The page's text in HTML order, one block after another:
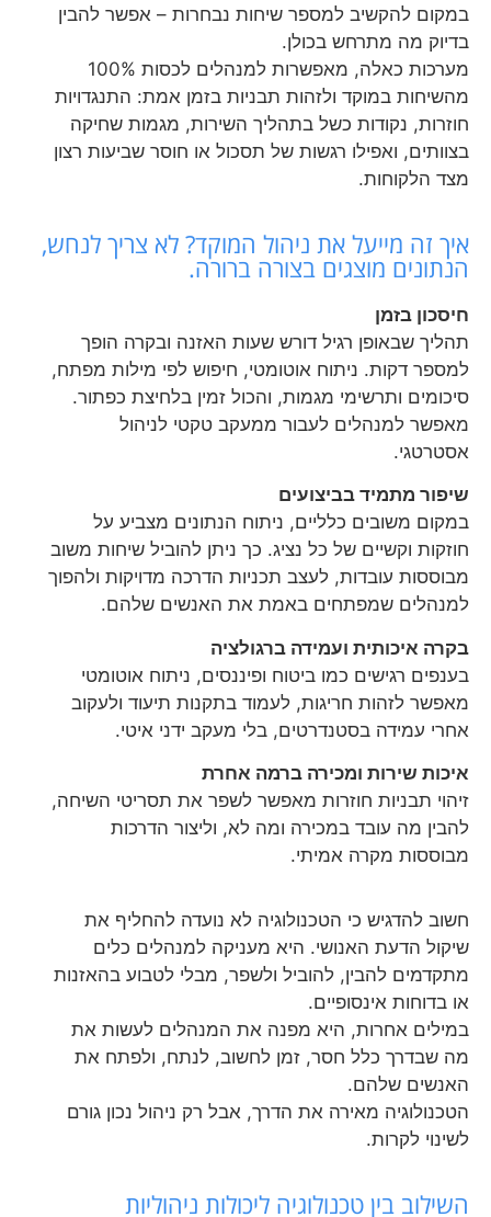
במקום להקשיב למספר שיחות נבחרות – אפשר להבין
בדיוק מה מתרחש בכולן.
מערכות כאלה, מאפשרות למנהלים לכסות 100%
מהשיחות במוקד ולזהות תבניות בזמן אמת: התנגדויות
חוזרות, נקודות כשל בתהליך השירות, מגמות שחיקה
בצוותים, ואפילו רגשות של תסכול או חוסר שביעות רצון
מצד הלקוחות.
איך זה מייעל את ניהול המוקד? לא צריך לנחש,
הנתונים מוצגים בצורה ברורה.
חיסכון בזמן
תהליך שבאופן רגיל דורש שעות האזנה ובקרה הופך
למספר דקות. ניתוח אוטומטי, חיפוש לפי מילות מפתח,
סיכומים ותרשימי מגמות, והכול זמין בלחיצת כפתור.
מאפשר למנהלים לעבור ממעקב טקטי לניהול
אסטרטגי.
שיפור מתמיד בביצועים
במקום משובים כלליים, ניתוח הנתונים מצביע על
חוזקות וקשיים של כל נציג. כך ניתן להוביל שיחות משוב
מבוססות עובדות, לעצב תכניות הדרכה מדויקות ולהפוך
למנהלים שמפתחים באמת את האנשים שלהם.
בקרה איכותית ועמידה ברגולציה
בענפים רגישים כמו ביטוח ופיננסים, ניתוח אוטומטי
מאפשר לזהות חריגות, לעמוד בתקנות תיעוד ולעקוב
אחרי עמידה בסטנדרטים, בלי מעקב ידני איטי.
איכות שירות ומכירה ברמה אחרת
זיהוי תבניות חוזרות מאפשר לשפר את תסריטי השיחה,
להבין מה עובד במכירה ומה לא, וליצור הדרכות
מבוססות מקרה אמיתי.
חשוב להדגיש כי הטכנולוגיה לא נועדה להחליף את
שיקול הדעת האנושי. היא מעניקה למנהלים כלים
מתקדמים להבין, להוביל ולשפר, מבלי לטבוע בהאזנות
או בדוחות אינסופיים.
במילים אחרות, היא מפנה את המנהלים לעשות את
מה שבדרך כלל חסר, זמן לחשוב, לנתח, ולפתח את
האנשים שלהם.
הטכנולוגיה מאירה את הדרך, אבל רק ניהול נכון גורם
לשינוי לקרות.
השילוב בין טכנולוגיה ליכולות ניהוליות